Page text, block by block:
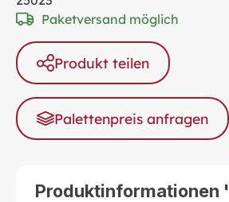
Paketversand möglich
Produkt teilen
Palettenpreis anfragen
Produktinformationen